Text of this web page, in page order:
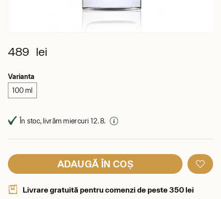
489 lei
Varianta
100 ml
În stoc, livrăm miercuri 12. 8.
ADAUGĂ ÎN COȘ
Livrare gratuită pentru comenzi de peste 350 lei